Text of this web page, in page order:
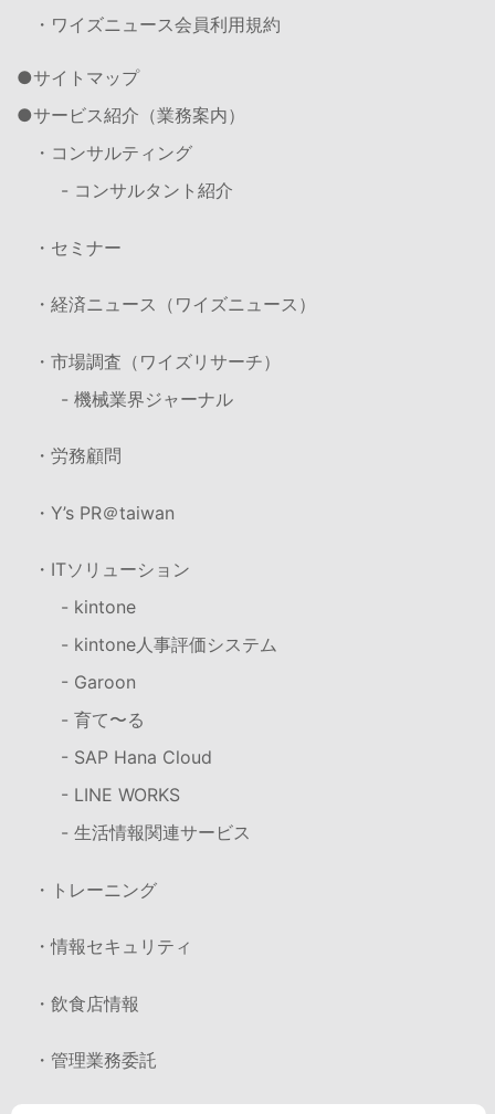
・ワイズニュース会員利用規約
サイトマップ
サービス紹介（業務案内）
・コンサルティング
- コンサルタント紹介
・セミナー
・経済ニュース（ワイズニュース）
・市場調査（ワイズリサーチ）
- 機械業界ジャーナル
・労務顧問
・Y’s PR＠taiwan
・ITソリューション
- kintone
- kintone人事評価システム
- Garoon
- 育て〜る
- SAP Hana Cloud
- LINE WORKS
- 生活情報関連サービス
・トレーニング
・情報セキュリティ
・飲食店情報
・管理業務委託